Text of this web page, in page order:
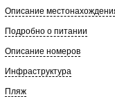
Описание
Подробно о питании
Описание номеров
Инфраструктура
Пляж